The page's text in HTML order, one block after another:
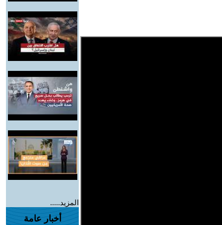
المزيد.....
أخبار عامة